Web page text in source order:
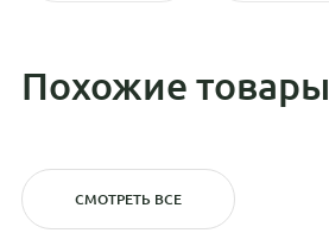
Похожие товары
СМОТРЕТЬ ВСЕ